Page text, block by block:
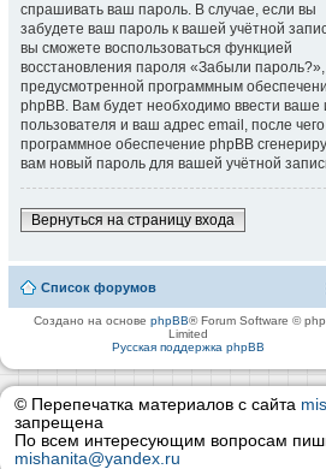
спрашивать ваш пароль. В случае, если вы
забудете ваш пароль к вашей учётной
вы сможете воспользоваться функцией
восстановления пароля «Забыли пароль?»,
предусмотренной программным
phpBB. Вам будет необходимо ввести ваше
пользователя и ваш адрес email, после чего
программное обеспечение phpBB
вам новый пароль для вашей учётной
Вернуться на страницу входа
Список форумов
Создано на основеphpBB® Forum Software ©
Limited
Русская поддержка phpBB
© Перепечатка материалов с сайта
запрещена
По всем интересующим вопросам
mishanita@yandex.ru